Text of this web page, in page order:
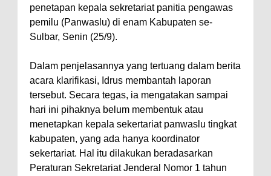
penetapan kepala sekretariat panitia pengawas
pemilu (Panwaslu) di enam Kabupaten se-
Sulbar, Senin (25/9).
Dalam penjelasannya yang tertuang dalam berita
acara klarifikasi, Idrus membantah laporan
tersebut. Secara tegas, ia mengatakan sampai
hari ini pihaknya belum membentuk atau
menetapkan kepala sekertariat panwaslu tingkat
kabupaten, yang ada hanya koordinator
sekertariat. Hal itu dilakukan beradasarkan
Peraturan Sekretariat Jenderal Nomor 1 tahun